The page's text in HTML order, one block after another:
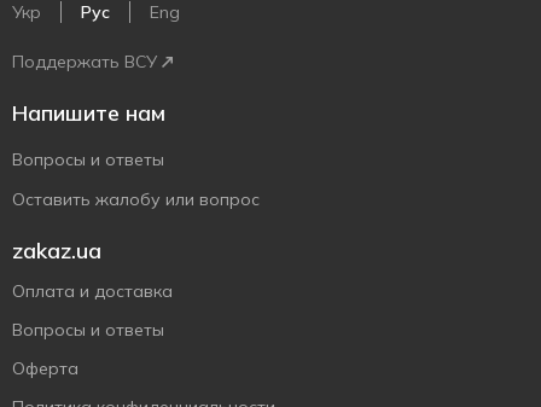
Укр Рус Eng
Поддержать ВСУ
Напишите нам
Вопросы и ответы
Оставить жалобу или вопрос
zakaz.ua
Оплата и доставка
Вопросы и ответы
Оферта